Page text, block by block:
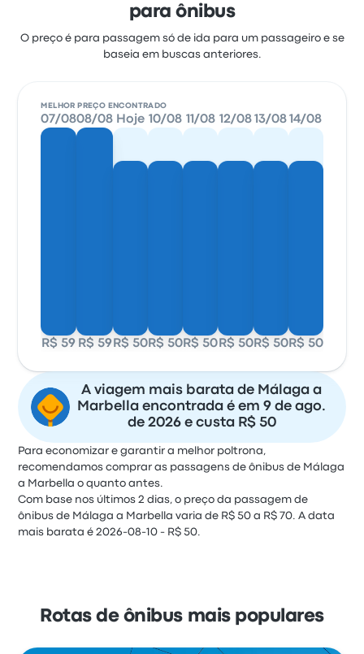
para ônibus
O preço é para passagem só de ida para um passageiro e se
baseia em buscas anteriores.
MELHOR PREÇO ENCONTRADO
07/08
R$ 59
08/08
R$ 59
Hoje
R$ 50
10/08
R$ 50
11/08
R$ 50
12/08
R$ 50
13/08
R$ 50
14/08
R$ 50
A viagem mais barata de Málaga a
Marbella encontrada é em 9 de ago.
de 2026 e custa R$ 50
Para economizar e garantir a melhor poltrona,
recomendamos comprar as passagens de ônibus de Málaga
a Marbella o quanto antes.
Com base nos últimos 2 dias, o preço da passagem de
ônibus de Málaga a Marbella varia de R$ 50 a R$ 70. A data
mais barata é 2026-08-10 - R$ 50.
Rotas de ônibus mais populares